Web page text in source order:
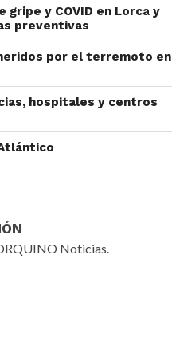
gripe y COVID en Lorca y
preventivas
por el terremoto en
hospitales y centros
Noticias.